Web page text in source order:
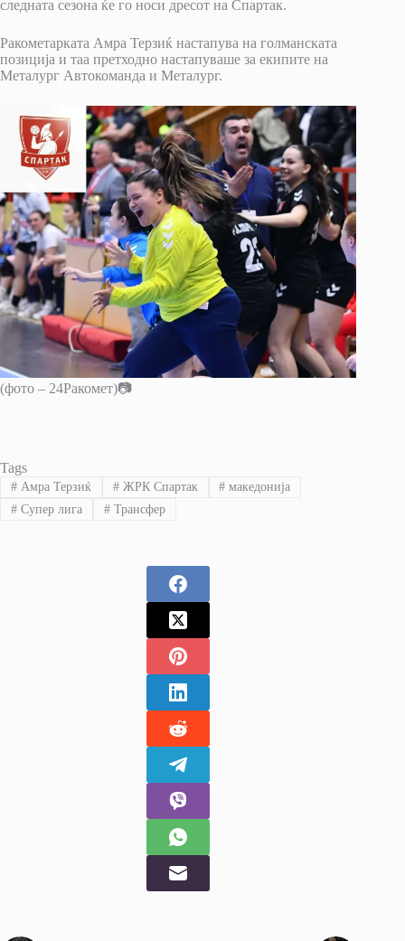
следната сезона ќе го носи дресот на Спартак.
Ракометарката Амра Терзиќ настапува на голманската
позиција и таа претходно настапуваше за екипите на
Металург Автокоманда и Металург.
(фото – 24Ракомет)📷
Tags
#Амра Терзиќ #ЖРК Спартак # македонија
#Супер лига #Трансфер